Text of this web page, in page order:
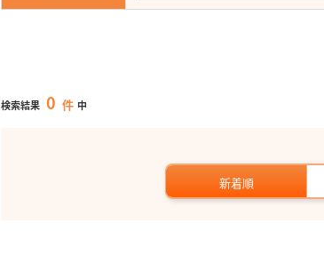
検索結果 0 件 中
新着順